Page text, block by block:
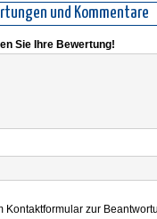
und Kommentare
Sie Ihre Bewertung!
Kontaktformular zur